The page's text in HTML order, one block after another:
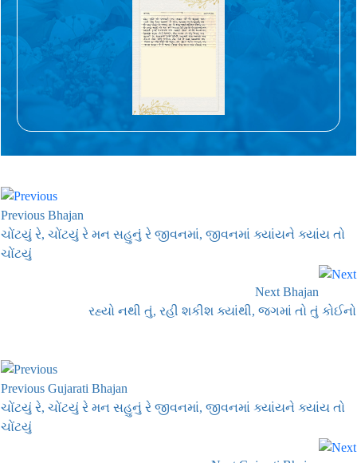
Previous Bhajan
ચોંટયું રે, ચોંટયું રે મન સહુનું રે જીવનમાં, જીવનમાં ક્યાંયને ક્યાંય તો
ચોંટયું
Next Bhajan
રહ્યો નથી તું, રહી શકીશ ક્યાંથી, જગમાં તો તું કોઈનો
Previous Gujarati Bhajan
ચોંટયું રે, ચોંટયું રે મન સહુનું રે જીવનમાં, જીવનમાં ક્યાંયને ક્યાંય તો
ચોંટયું